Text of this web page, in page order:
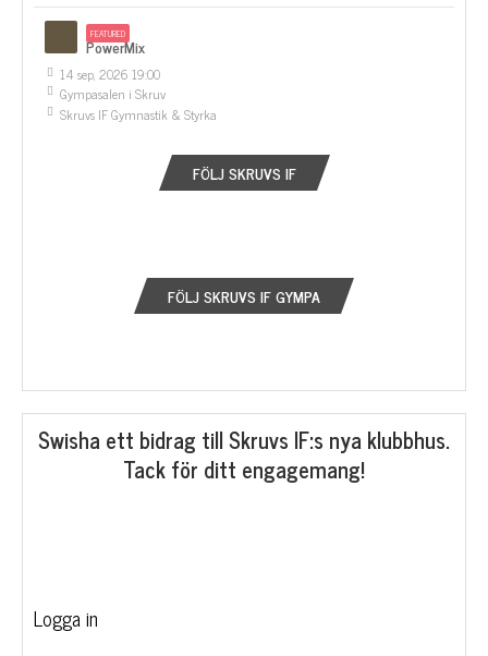
Swisha ett bidrag till Skruvs IF:s nya klubbhus.
Tack för ditt engagemang!
Logga in
FEATURED
PowerMix
14 sep, 2026 19:00
Gympasalen i Skruv
Skruvs IF Gymnastik & Styrka
FÖLJ SKRUVS IF
FÖLJ SKRUVS IF GYMPA